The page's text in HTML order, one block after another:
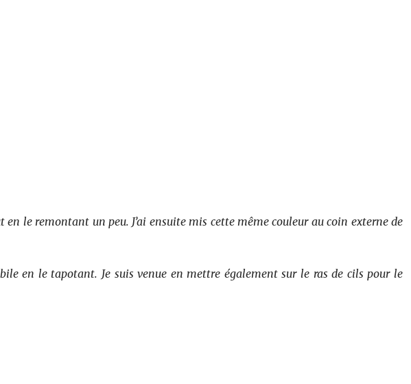
en le remontant un peu. J’ai ensuite mis cette même couleur au coin externe de
en le tapotant. Je suis venue en mettre également sur le ras de cils pour le